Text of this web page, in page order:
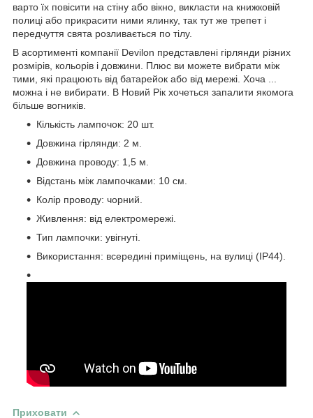
варто їх повісити на стіну або вікно, викласти на книжковій
полиці або прикрасити ними ялинку, так тут же трепет і
передчуття свята розливається по тілу.
В асортименті компанії Devilon представлені гірлянди різних
розмірів, кольорів і довжини. Плюс ви можете вибрати між
тими, які працюють від батарейок або від мережі. Хоча ...
можна і не вибирати. В Новий Рік хочеться запалити якомога
більше вогників.
Кількість лампочок: 20 шт.
Довжина гірлянди: 2 м.
Довжина проводу: 1,5 м.
Відстань між лампочками: 10 см.
Колір проводу: чорний.
Живлення: від електромережі.
Тип лампочки: увігнуті.
Використання: всередині приміщень, на вулиці (IP44).
Приховати